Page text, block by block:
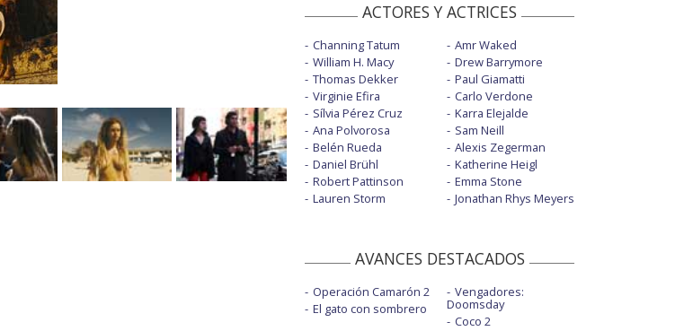
ACTORES Y ACTRICES
Channing Tatum
William H. Macy
Thomas Dekker
Virginie Efira
Sílvia Pérez Cruz
Ana Polvorosa
Belén Rueda
Daniel Brühl
Robert Pattinson
Lauren Storm
Amr Waked
Drew Barrymore
Paul Giamatti
Carlo Verdone
Karra Elejalde
Sam Neill
Alexis Zegerman
Katherine Heigl
Emma Stone
Jonathan Rhys Meyers
AVANCES DESTACADOS
Operación Camarón 2
El gato con sombrero
Vengadores:
Doomsday
Coco 2